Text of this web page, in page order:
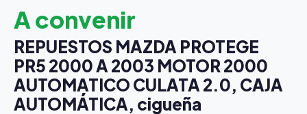
A convenir
REPUESTOS MAZDA PROTEGE
PR5 2000 A 2003 MOTOR 2000
AUTOMATICO CULATA 2.0, CAJA
AUTOMÁTICA, cigueña